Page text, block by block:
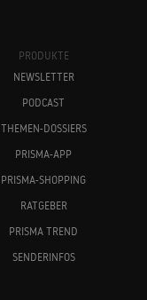
PRODUKTE
NEWSLETTER
PODCAST
THEMEN-DOSSIERS
PRISMA-APP
PRISMA-SHOPPING
RATGEBER
PRISMA TREND
SENDERINFOS